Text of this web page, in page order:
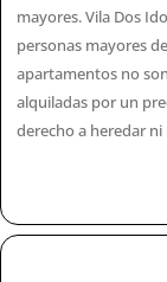
mayores. Vila Dos
personas mayores
apartamentos no
alquiladas por un
derecho a heredar